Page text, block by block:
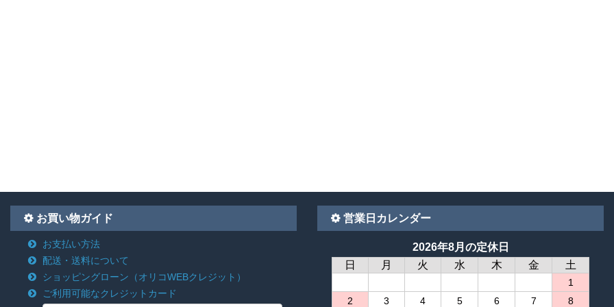
お買い物ガイド
お支払い方法
配送・送料について
ショッピングローン （オリコWEBクレジット）
ご利用可能なクレジットカード
営業日カレンダー
2026年8月の定休日
日
月 火 水 木 金 土
1
2
3 4 5 6 7 8